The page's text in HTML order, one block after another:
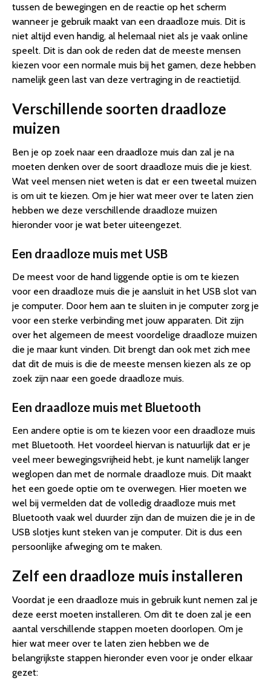
tussen de bewegingen en de reactie op het scherm
wanneer je gebruik maakt van een draadloze muis. Dit is
niet altijd even handig, al helemaal niet als je vaak online
speelt. Dit is dan ook de reden dat de meeste mensen
kiezen voor een normale muis bij het gamen, deze hebben
namelijk geen last van deze vertraging in de reactietijd.
Verschillende soorten draadloze
muizen
Ben je op zoek naar een draadloze muis dan zal je na
moeten denken over de soort draadloze muis die je kiest.
Wat veel mensen niet weten is dat er een tweetal muizen
is om uit te kiezen. Om je hier wat meer over te laten zien
hebben we deze verschillende draadloze muizen
hieronder voor je wat beter uiteengezet.
Een draadloze muis met USB
De meest voor de hand liggende optie is om te kiezen
voor een draadloze muis die je aansluit in het USB slot van
je computer. Door hem aan te sluiten in je computer zorg je
voor een sterke verbinding met jouw apparaten. Dit zijn
over het algemeen de meest voordelige draadloze muizen
die je maar kunt vinden. Dit brengt dan ook met zich mee
dat dit de muis is die de meeste mensen kiezen als ze op
zoek zijn naar een goede draadloze muis.
Een draadloze muis met Bluetooth
Een andere optie is om te kiezen voor een draadloze muis
met Bluetooth. Het voordeel hiervan is natuurlijk dat er je
veel meer bewegingsvrijheid hebt, je kunt namelijk langer
weglopen dan met de normale draadloze muis. Dit maakt
het een goede optie om te overwegen. Hier moeten we
wel bij vermelden dat de volledig draadloze muis met
Bluetooth vaak wel duurder zijn dan de muizen die je in de
USB slotjes kunt steken van je computer. Dit is dus een
persoonlijke afweging om te maken.
Zelf een draadloze muis installeren
Voordat je een draadloze muis in gebruik kunt nemen zal je
deze eerst moeten installeren. Om dit te doen zal je een
aantal verschillende stappen moeten doorlopen. Om je
hier wat meer over te laten zien hebben we de
belangrijkste stappen hieronder even voor je onder elkaar
gezet: